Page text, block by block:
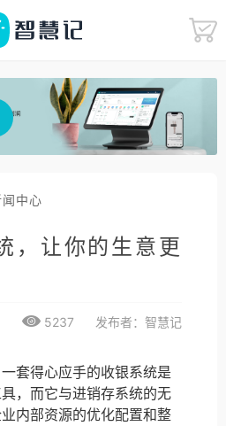
闻中心
，让你的生意更
5237 发布者：智慧记
套得心应手的收银系统是
，而它与进销存系统的无
内部资源的优化配置和整